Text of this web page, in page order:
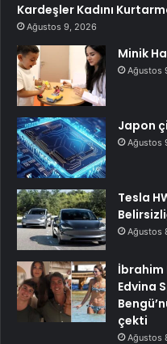
Kardeşler Kadını
Ağustos 9, 2026
Minik
Ağustos
Japon
Ağustos
Tesla
Ağustos
İbrahim
Edvina
çekti
Ağustos